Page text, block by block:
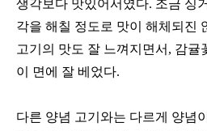
생각보다 맛있어서였다. 조금 싱
각을 해칠 정도로 맛이 해체되진
고기의 맛도 잘 느껴지면서, 감귤
이 면에 잘 베었다.
다른 양념 고기와는 다르게 양념